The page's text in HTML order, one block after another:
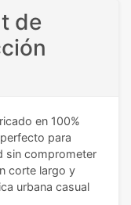
de
en 100%
para
sin comprometer
corte largo y
urbana casual